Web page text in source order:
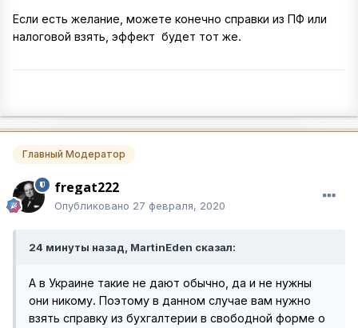
Если есть желание, можете конечно справки из ПФ или
налоговой взять, эффект будет тот же.
Главный Модератор
fregat222
Опубликовано 27 февраля, 2020
24 минуты назад, MartinEden сказал:
А в Украине такие не дают обычно, да и не нужны
они никому. Поэтому в данном случае вам нужно
взять справку из бухгалтерии в свободной форме о